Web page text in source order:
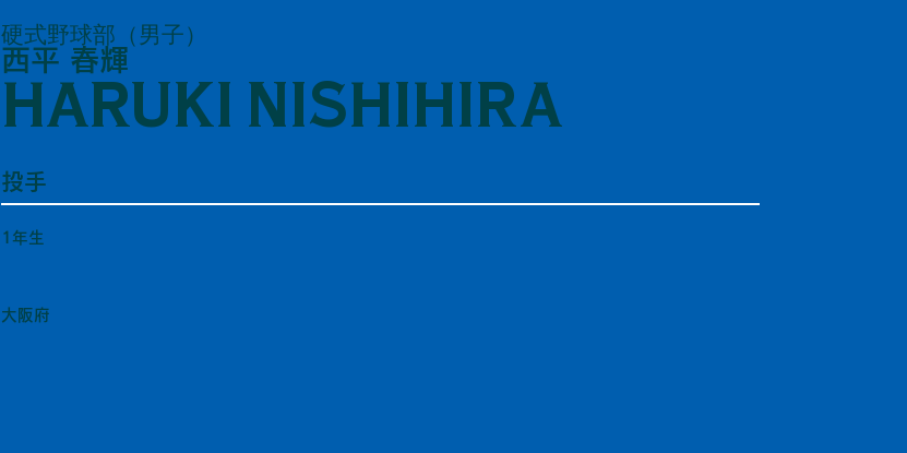
硬式野球部（男子）
西平 春輝
HARUKI NISHIHIRA
投手
1年生
大阪府